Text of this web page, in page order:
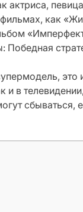
актриса,
как
это
и в
сбываться,